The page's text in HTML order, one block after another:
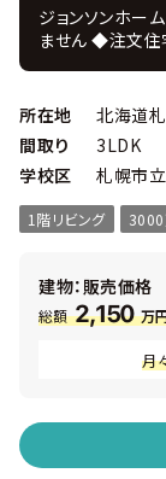
ジョンソンホー
ません ◆注文住
販売・アフター
ローも充実！ ◆
に感じるゆとり
てまで多彩なプ
なります。 ■物
敷地面積191.35
所在地
北海道
間取り
3LDK
学校区
1階リビング
建物：販売価格
総額 2,150 万
月